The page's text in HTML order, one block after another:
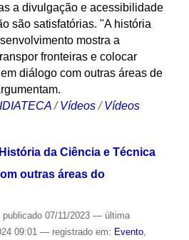
a divulgação e acessibilidade
são satisfatórias. "A história
mostra a
fronteiras e colocar
diálogo com outras áreas de
/Vídeos /Vídeos
da Ciência e Técnica
outras áreas do
publicado07/11/2023 — última
09:01 — registrado em: Evento,